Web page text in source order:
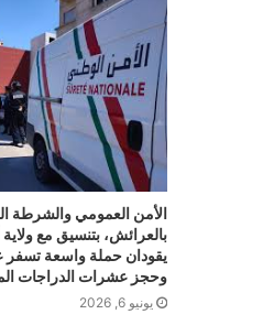
يونيو 11, 2026
واقع
يونيو 11, 2026
توقيف
يونيو 10, 2026
حين تتحدث
الأمن العمومي والشرطة
بالعرائش، بتنسيق مع
يقودان حملة واسعة تسفر
وحجز عشرات الدراجات
يونيو 6, 2026